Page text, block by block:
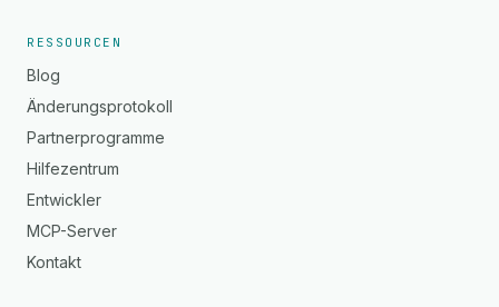
RESSOURCEN
Blog
Änderungsprotokoll
Partnerprogramme
Hilfezentrum
Entwickler
MCP-Server
Kontakt